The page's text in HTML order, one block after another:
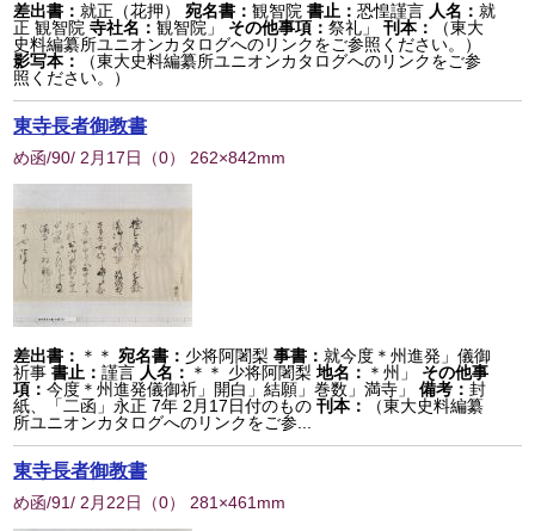
差出書：就正（花押） 宛名書：観智院 書止：恐惶謹言 人名：就
正 観智院 寺社名：観智院」 その他事項：祭礼」 刊本：
（東大
史料編纂所ユニオンカタログへのリンクをご参照ください。）
影写本：
（東大史料編纂所ユニオンカタログへのリンクをご参
照ください。）
東寺長者御教書
め函/90/ 2月17日 （0） 262×842mm
差出書： ＊＊ 宛名書： 少将阿闍梨 事書：就今度＊州進発」儀御
祈事 書止：謹言 人名： ＊＊ 少将阿闍梨 地名： ＊州」
その他事
項：今度＊州進発儀御祈」開白」結願」巻数」満寺」 備考：封
紙、「二函」永正 7年 2月17日付のもの 刊本：
（東大史料編纂
所ユニオンカタログへのリンクをご参...
東寺長者御教書
め函/91/ 2月22日 （0） 281×461mm